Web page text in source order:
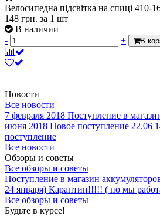
Велосипедна підсвітка на спиці
148 грн. за 1 шт
В наличии
-
+ В
Новости
Все новости
7 февраля 2018 Поступление в
июня 2018 Новое поступление 22.06
поступление
Все новости
Обзоры и советы
Все обзоры и советы
Поступление в магазин
24 января) Карантин!!!!! ( но мы
Все обзоры и советы
Будьте в курсе!